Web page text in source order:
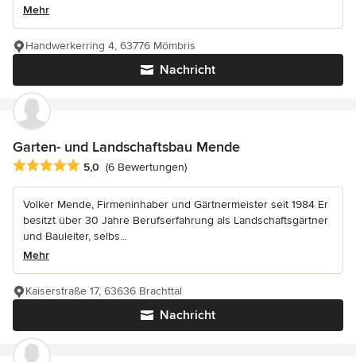
Mehr
Nachricht
Handwerkerring 4, 63776 Mömbris
Garten- und Landschaftsbau Mende
Durchschnittliche Bewertung: 5 von 5 Sternen
5,0 (6 Bewertungen)
Volker Mende, Firmeninhaber und Gärtnermeister seit 1984 Er
besitzt über 30 Jahre Berufserfahrung als Landschaftsgärtner
und Bauleiter, selbs...
Mehr
Nachricht
Kaiserstraße 17, 63636 Brachttal